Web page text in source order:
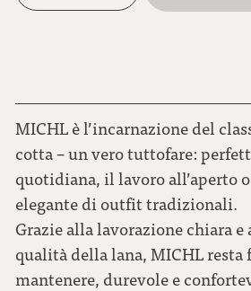
L
MICHL è l’incarnazione del
cotta – un vero tuttofare:
quotidiana, il lavoro all’aperto
elegante di outfit tradizionali.
Grazie alla lavorazione chiara e
qualità della lana, MICHL resta
mantenere, durevole e